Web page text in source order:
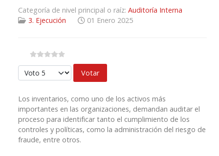
Categoría de nivel principal o raíz: Auditoría Interna
3. Ejecución
01 Enero 2025
Por favor, vote
Los inventarios, como uno de los activos más
importantes en las organizaciones, demandan auditar el
proceso para identificar tanto el cumplimiento de los
controles y políticas, como la administración del riesgo de
fraude, entre otros.